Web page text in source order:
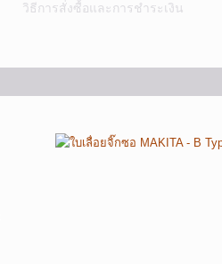
วิธีการสั่งซื้อและการชำระเงิน